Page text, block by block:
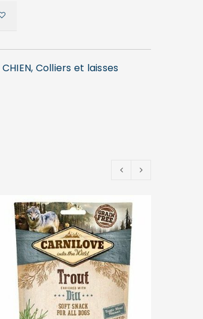
CHIEN, Colliers et laisses